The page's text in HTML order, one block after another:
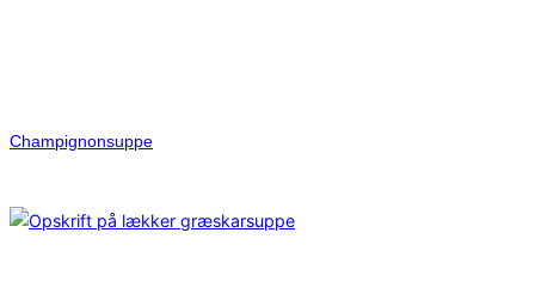
Champignonsuppe